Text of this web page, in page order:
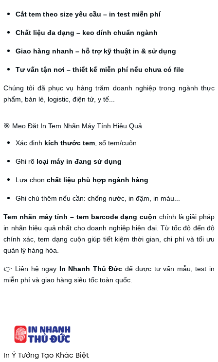
Cắt tem theo size yêu cầu – in test miễn phí
Chất liệu đa dạng – keo dính chuẩn ngành
Giao hàng nhanh – hỗ trợ kỹ thuật in & sử dụng
Tư vấn tận nơi – thiết kế miễn phí nếu chưa có file
Chúng tôi đã phục vụ hàng trăm doanh nghiệp trong ngành thực
phẩm, bán lẻ, logistic, điện tử, y tế...
🎯 Mẹo Đặt In Tem Nhãn Máy Tính Hiệu Quả
Xác định kích thước tem , số tem/cuộn
Ghi rõ loại máy in đang sử dụng
Lựa chọn chất liệu phù hợp ngành hàng
Ghi chú thêm nếu cần: chống nước, in đậm, in màu...
Tem nhãn máy tính – tem barcode dạng cuộn chính là giải pháp
in nhãn hiệu quả nhất cho doanh nghiệp hiện đại. Từ tốc độ đến độ
chính xác, tem dạng cuộn giúp tiết kiệm thời gian, chi phí và tối ưu
quản lý hàng hóa.
👉 Liên hệ ngay In Nhanh Thủ Đức để được tư vấn mẫu, test in
miễn phí và giao hàng siêu tốc toàn quốc.
In Ý Tưởng Tạo Khác Biệt